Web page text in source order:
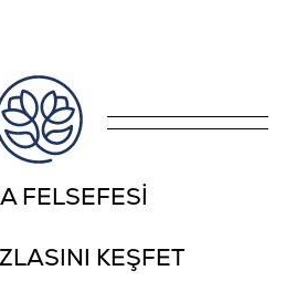
FELSEFESİ
KEŞFET